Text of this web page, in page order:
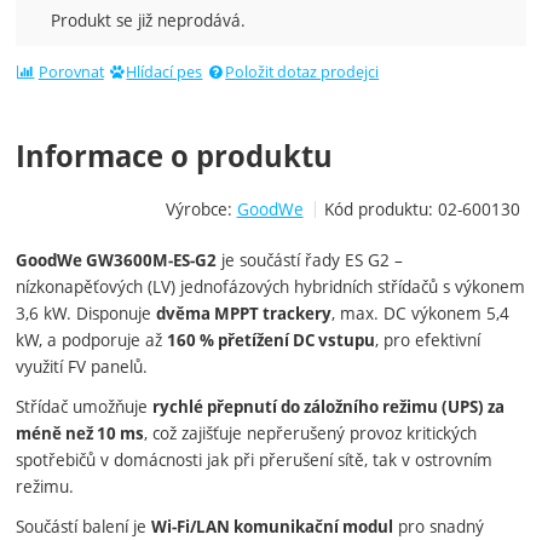
Produkt se již neprodává.
Porovnat Hlídací pes Položit dotaz prodejci
Informace o produktu
Výrobce: GoodWe Kód produktu: 02-600130
GoodWe GW3600M‑ES‑G2 je součástí řady ES G2 –
nízkonapěťových (LV) jednofázových hybridních střídačů s výkonem
3,6 kW. Disponujedvěma MPPT trackery, max. DC výkonem 5,4
kW, a podporuje až 160 % přetížení DC vstupu, pro efektivní
využití FV panelů.
Střídač umožňuje rychlé přepnutí do záložního režimu (UPS) za
méně než 10 ms, což zajišťuje nepřerušený provoz kritických
spotřebičů v domácnosti jak při přerušení sítě, tak v ostrovním
režimu.
Součástí balení jeWi‑Fi/LAN komunikační modul pro snadný